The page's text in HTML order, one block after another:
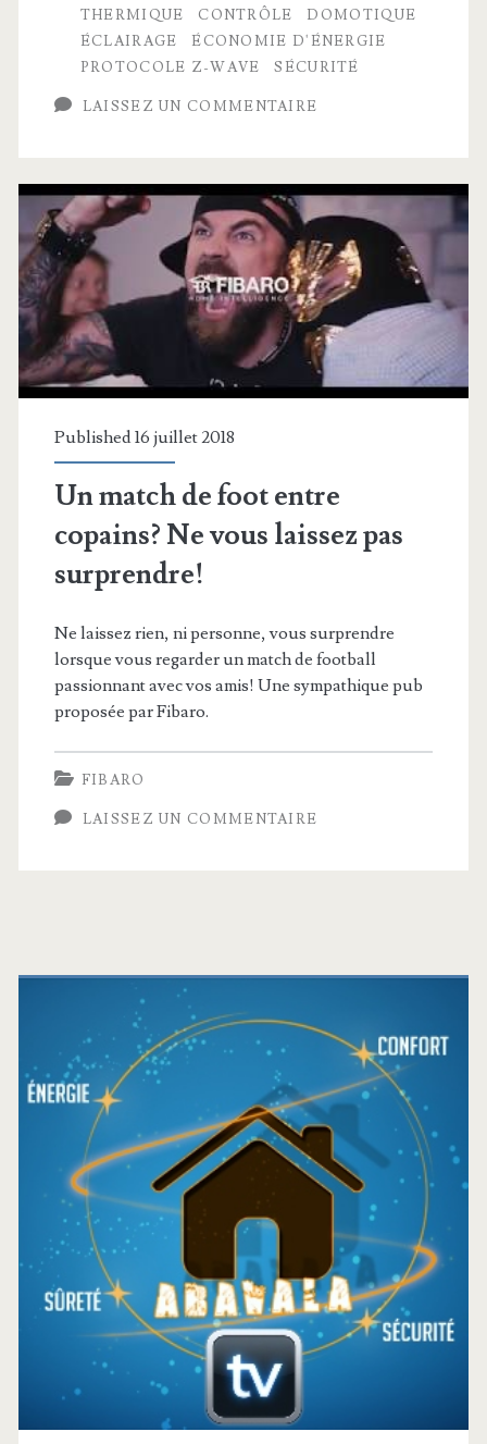
THERMIQUE
CONTRÔLE
DOMOTIQUE
ÉCLAIRAGE
ÉCONOMIE D'ÉNERGIE
PROTOCOLE Z-WAVE
SÉCURITÉ
LAISSEZ UN COMMENTAIRE
Published 16 juillet 2018
Un match de foot entre
copains? Ne vous laissez pas
surprendre!
Ne laissez rien, ni personne, vous surprendre
lorsque vous regarder un match de football
passionnant avec vos amis! Une sympathique pub
proposée par Fibaro.
FIBARO
LAISSEZ UN COMMENTAIRE
Barre
latérale
principale